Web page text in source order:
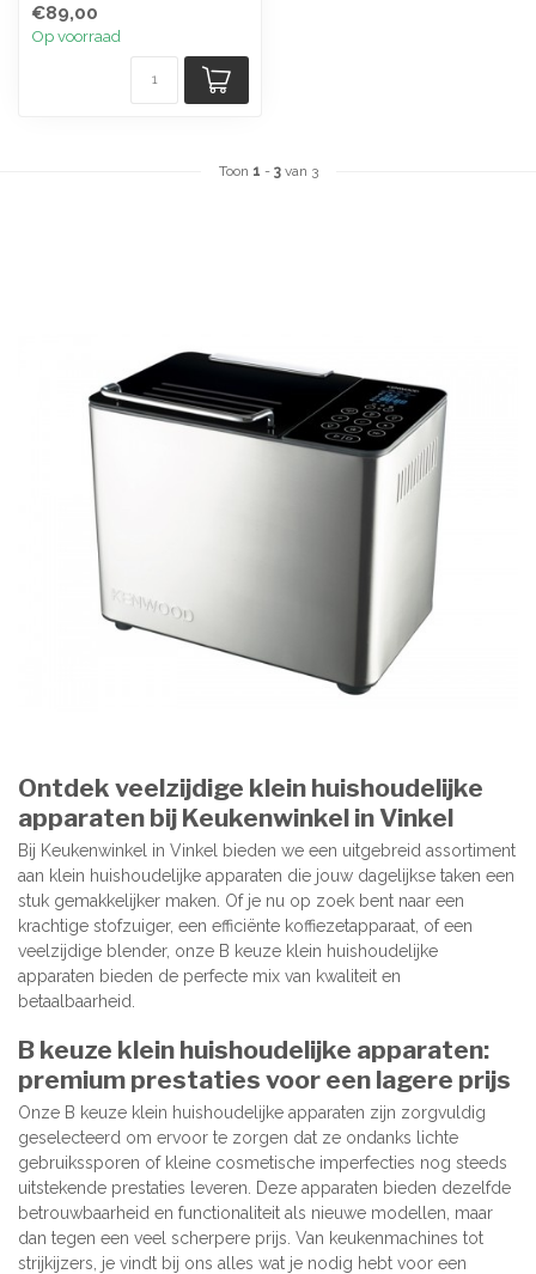
kennis met ...
€89,00
Op voorraad
Toon 1 - 3van 3
Ontdek veelzijdige klein huishoudelijke
apparaten bij Keukenwinkel in Vinkel
Bij Keukenwinkel in Vinkel bieden we een uitgebreid assortiment
aan klein huishoudelijke apparaten die jouw dagelijkse taken een
stuk gemakkelijker maken. Of je nu op zoek bent naar een
krachtige stofzuiger, een efficiënte koffiezetapparaat, of een
veelzijdige blender, onze B keuze klein huishoudelijke
apparaten bieden de perfecte mix van kwaliteit en
betaalbaarheid.
B keuze klein huishoudelijke apparaten:
premium prestaties voor een lagere prijs
Onze B keuze klein huishoudelijke apparaten zijn zorgvuldig
geselecteerd om ervoor te zorgen dat ze ondanks lichte
gebruikssporen of kleine cosmetische imperfecties nog steeds
uitstekende prestaties leveren. Deze apparaten bieden dezelfde
betrouwbaarheid en functionaliteit als nieuwe modellen, maar
dan tegen een veel scherpere prijs. Van keukenmachines tot
strijkijzers, je vindt bij ons alles wat je nodig hebt voor een